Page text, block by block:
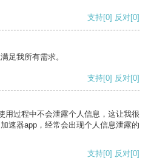
支持[0] 反对[0]
足我所有需求。
支持[0] 反对[0]
用过程中不会泄露个人信息，这让我很
速器app，经常会出现个人信息泄露的
支持[0] 反对[0]